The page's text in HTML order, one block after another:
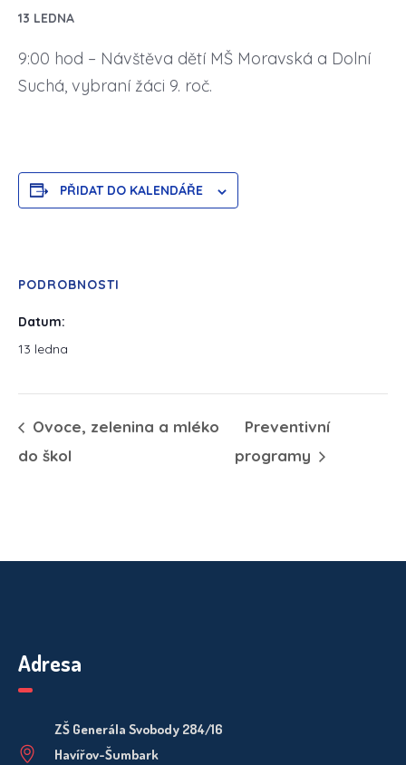
13 LEDNA
9:00 hod – Návštěva dětí MŠ Moravská a Dolní
Suchá, vybraní žáci 9. roč.
PŘIDAT DO KALENDÁŘE
PODROBNOSTI
Datum:
13 ledna
Ovoce, zelenina a mléko
do škol
Preventivní
programy
Adresa
ZŠ Generála Svobody 284/16
Havířov-Šumbark